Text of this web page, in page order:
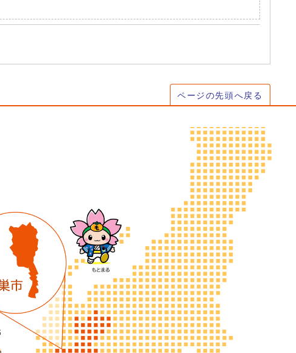
ページの先頭へ戻る